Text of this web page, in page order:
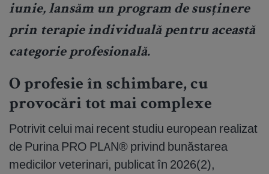
iunie, lansăm un program de susținere
prin terapie individuală pentru această
categorie profesională.
O profesie în schimbare, cu
provocări tot mai complexe
Potrivit celui mai recent studiu european realizat
de Purina PRO PLAN® privind bunăstarea
medicilor veterinari, publicat în 2026(2),